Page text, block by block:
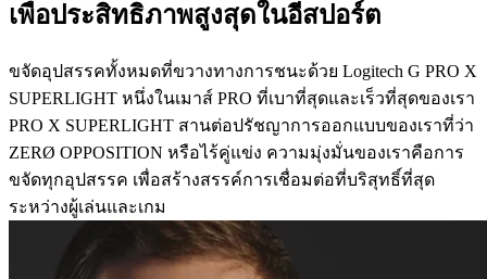
เพื่อประสิทธิภาพสูงสุดในอีสปอร์ต
ขจัดอุปสรรคทั้งหมดที่ขวางทางการชนะด้วย Logitech G PRO X
SUPERLIGHT หนึ่งในเมาส์ PRO ที่เบาที่สุดและเร็วที่สุดของเรา
PRO X SUPERLIGHT สานต่อปรัชญาการออกแบบของเราที่ว่า
ZERØ OPPOSITION หรือไร้คู่แข่ง ความมุ่งมั่นของเราคือการ
ขจัดทุกอุปสรรค เพื่อสร้างสรรค์การเชื่อมต่อที่บริสุทธิ์ที่สุด
ระหว่างผู้เล่นและเกม